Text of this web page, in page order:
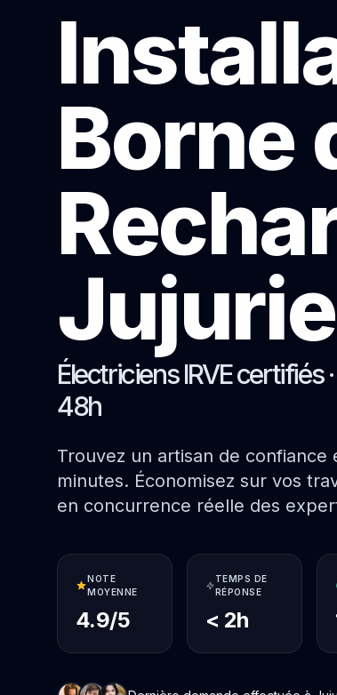
Borne
Électriciens IRVE certifiés
48h
Trouvez un artisan de confiance
minutes. Économisez sur vos
en concurrence réelle des
NOTE
MOYENNE
4.9/5
TEMPS DE
RÉPONSE
< 2h